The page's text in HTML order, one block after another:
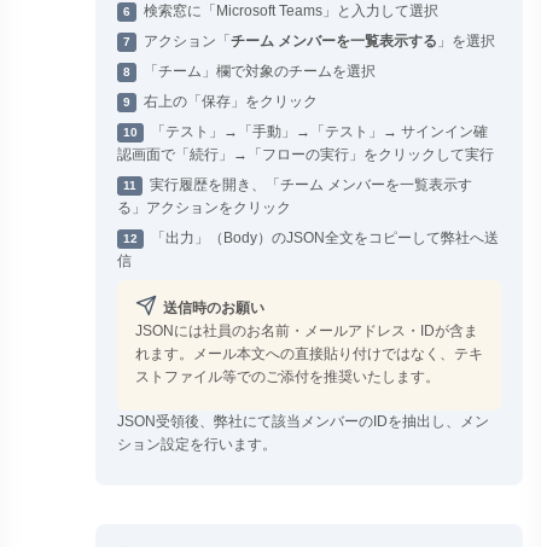
6 検索窓に「Microsoft Teams」と入力して選択
7 アクション「チーム メンバーを一覧表示する 」を選択
8 「チーム」欄で対象のチームを選択
9 右上の「保存」をクリック
10
「テスト」→「手動」→「テスト」→ サインイン確
認画面で「続行」→「フローの実行」をクリックして実行
11
実行履歴を開き、「チーム メンバーを一覧表示す
る」アクションをクリック
12
「出力」（Body）のJSON全文をコピーして弊社へ送
信
送信時のお願い
JSONには社員のお名前・メールアドレス・IDが含ま
れます。メール本文への直接貼り付けではなく、テキ
ストファイル等でのご添付を推奨いたします。
JSON受領後、弊社にて該当メンバーのIDを抽出し、メン
ション設定を行います。